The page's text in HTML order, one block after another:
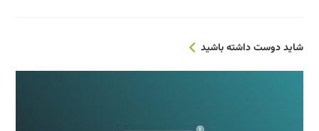
شاید دوست داشته باشید